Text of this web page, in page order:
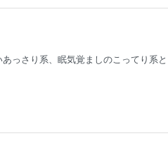
っさり系、眠気覚ましのこってり系と